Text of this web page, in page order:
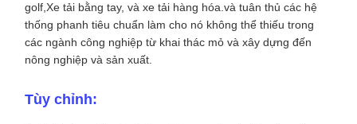
golf,Xe tải bằng tay, và xe tải hàng hóa.và tuân thủ các hệ
thống phanh tiêu chuẩn làm cho nó không thể thiếu trong
các ngành công nghiệp từ khai thác mỏ và xây dựng đến
nông nghiệp và sản xuất.
Tùy chỉnh: